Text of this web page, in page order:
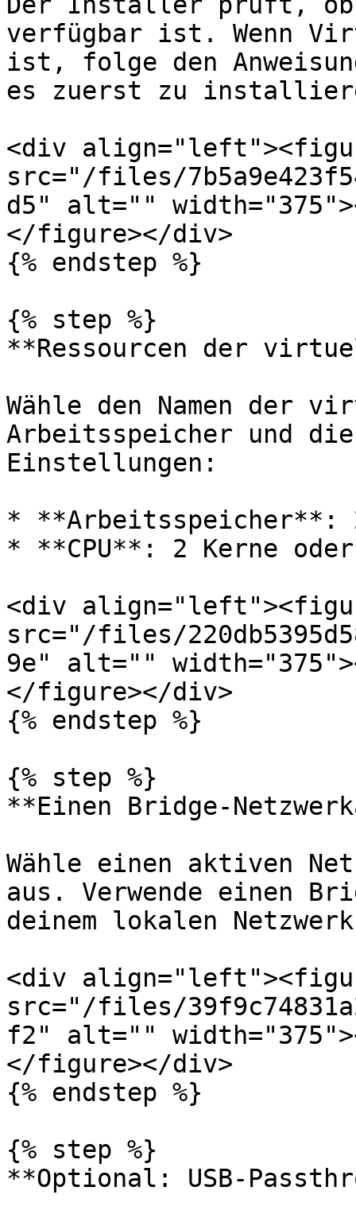
verfügbar ist. Wenn
ist, folge den
es zuerst zu
<div
src="/files/
d5" alt=""
</figure></div>
{% endstep %}
{% step %}
**Ressourcen der
Wähle den Namen der
Arbeitsspeicher und die
Einstellungen:
* **Arbeitsspeicher**:
* **CPU**: 2 Kerne oder
<div
src="/files/
9e" alt=""
</figure></div>
{% endstep %}
{% step %}
**Einen Bridge-
Wähle einen aktiven
aus. Verwende einen
deinem lokalen
<div
src="/files/
f2" alt=""
</figure></div>
{% endstep %}
{% step %}
**Optional: USB-